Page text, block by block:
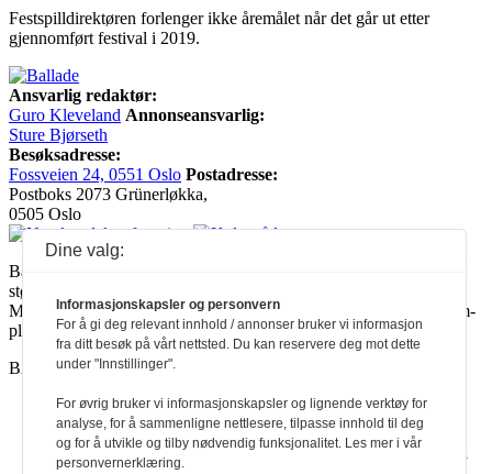
Festspilldirektøren forlenger ikke åremålet når det går ut etter
gjennomført festival i 2019.
Ansvarlig redaktør:
Guro Kleveland Annonseansvarlig:
Sture Bjørseth
Besøksadresse:
Fossveien 24, 0551 Oslo Postadresse:
Postboks 2073 Grünerløkka,
0505 Oslo
Ballade mottar tilskudd fra Norsk kulturråd, i tillegg til økonomisk
støtte fra eierne NOPA, Norsk komponistforening og
Musikkforleggerne. Ballade drives etter Redaktør- og Vær Varsom-
plakaten.
BALLADE — NORGES MUSIKKMAGASIN
aa
aa
a
a
Dine valg:
Informasjonskapsler og personvern
For å gi deg relevant innhold / annonser bruker vi informasjon
fra ditt besøk på vårt nettsted. Du kan reservere deg mot dette
under "Innstillinger".
For øvrig bruker vi informasjonskapsler og lignende verktøy for
analyse, for å sammenligne nettlesere, tilpasse innhold til deg
og for å utvikle og tilby nødvendig funksjonalitet. Les mer i vår
personvernerklæring.